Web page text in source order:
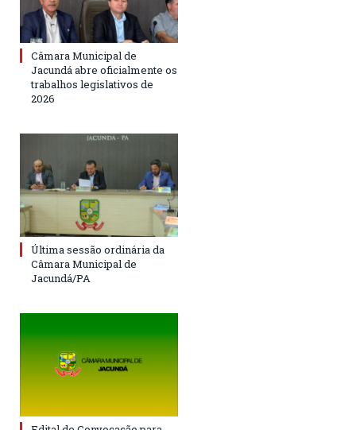
Câmara Municipal de
Jacundá abre oficialmente os
trabalhos legislativos de
2026
Última sessão ordinária da
Câmara Municipal de
Jacundá/PA